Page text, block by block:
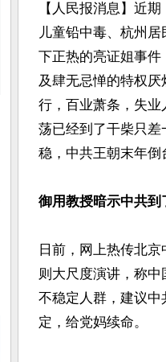
【人民报消息】近
儿童铅中毒、杭州
下正热的亮证姐事
及肆无忌惮的特权
行，百业萧条，失
荡已经到了干柴只
稳，中共王朝末年倒
御用教授暗示中共到
日前，网上热传北
则大尺度演讲，称
不稳定人群，建议
定，给党妈续命。